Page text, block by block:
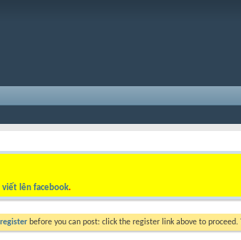
viết lên facebook.
register before you can post: click the register link above to